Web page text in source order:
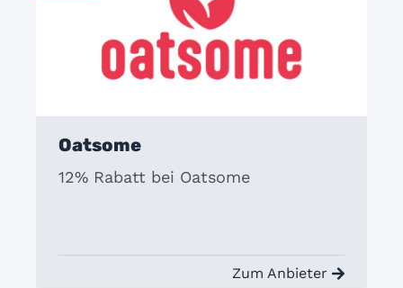
Oatsome
12% Rabatt bei Oatsome
Zum Anbieter